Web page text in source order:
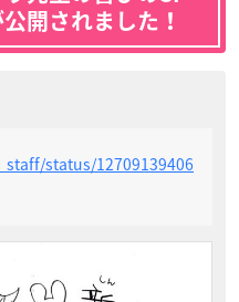
開されました！
status/12709139406